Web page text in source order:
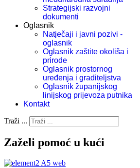
Strategijski razvojni
dokumenti
Oglasnik
Natječaji i javni pozivi -
oglasnik
Oglasnik zaštite okoliša i
prirode
Oglasnik prostornog
uređenja i graditeljstva
Oglasnik županijskog
linijskog prijevoza putnika
Kontakt
Traži ...
Zaželi pomoć u kući